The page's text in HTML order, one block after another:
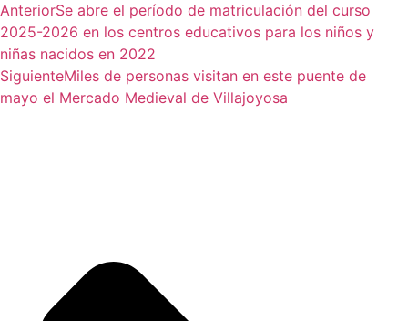
AnteriorSe abre el período de matriculación del curso
2025-2026 en los centros educativos para los niños y
niñas nacidos en 2022
SiguienteMiles de personas visitan en este puente de
mayo el Mercado Medieval de Villajoyosa